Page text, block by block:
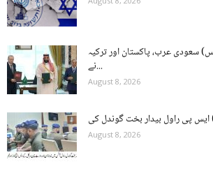
سعودی عرب، پاکستان اور ترکیہ
نے...
August 8, 2026
August 8, 2026